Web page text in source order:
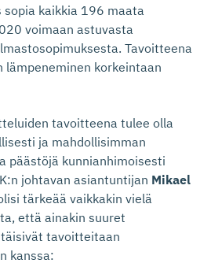
kaikkia 196 maata
voimaan astuvasta
Tavoitteena
korkeintaan
tavoitteena tulee olla
ja mahdollisimman
päästöjä kunnianhimoisesti
johtavan asiantuntijan Mikael
tärkeää vaikkakin vielä
että ainakin suuret
tavoitteitaan
kanssa: